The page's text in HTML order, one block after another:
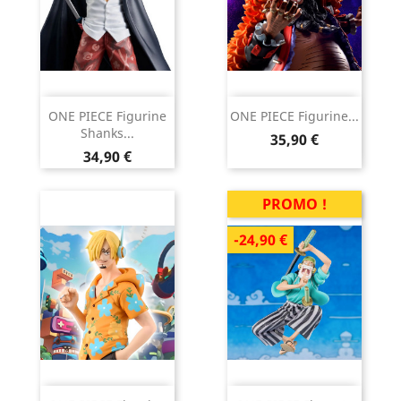
ONE PIECE Figurine
Shanks...
Prix
34,90 €
ONE PIECE Figurine...
Prix
35,90 €
PROMO !
-24,90 €